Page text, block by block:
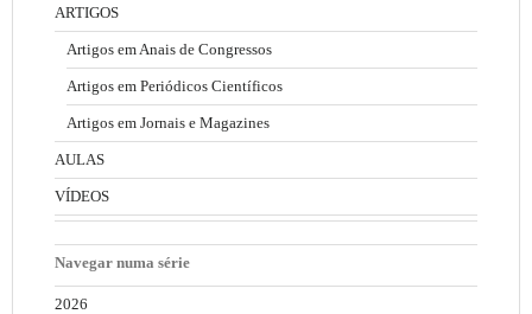
ARTIGOS
Artigos em Anais de Congressos
Artigos em Periódicos Científicos
Artigos em Jornais e Magazines
AULAS
VÍDEOS
Navegar numa série
2026